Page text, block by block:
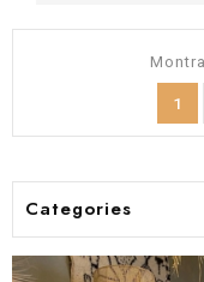
1
Categories